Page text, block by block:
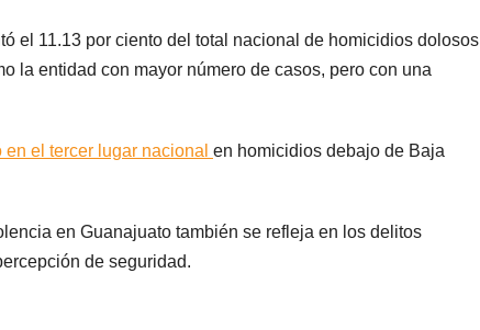
el 11.13 por ciento del total nacional de homicidios dolosos
la entidad con mayor número de casos, pero con una
el tercer lugar nacional en homicidios debajo de Baja
en Guanajuato también se refleja en los delitos
de seguridad.